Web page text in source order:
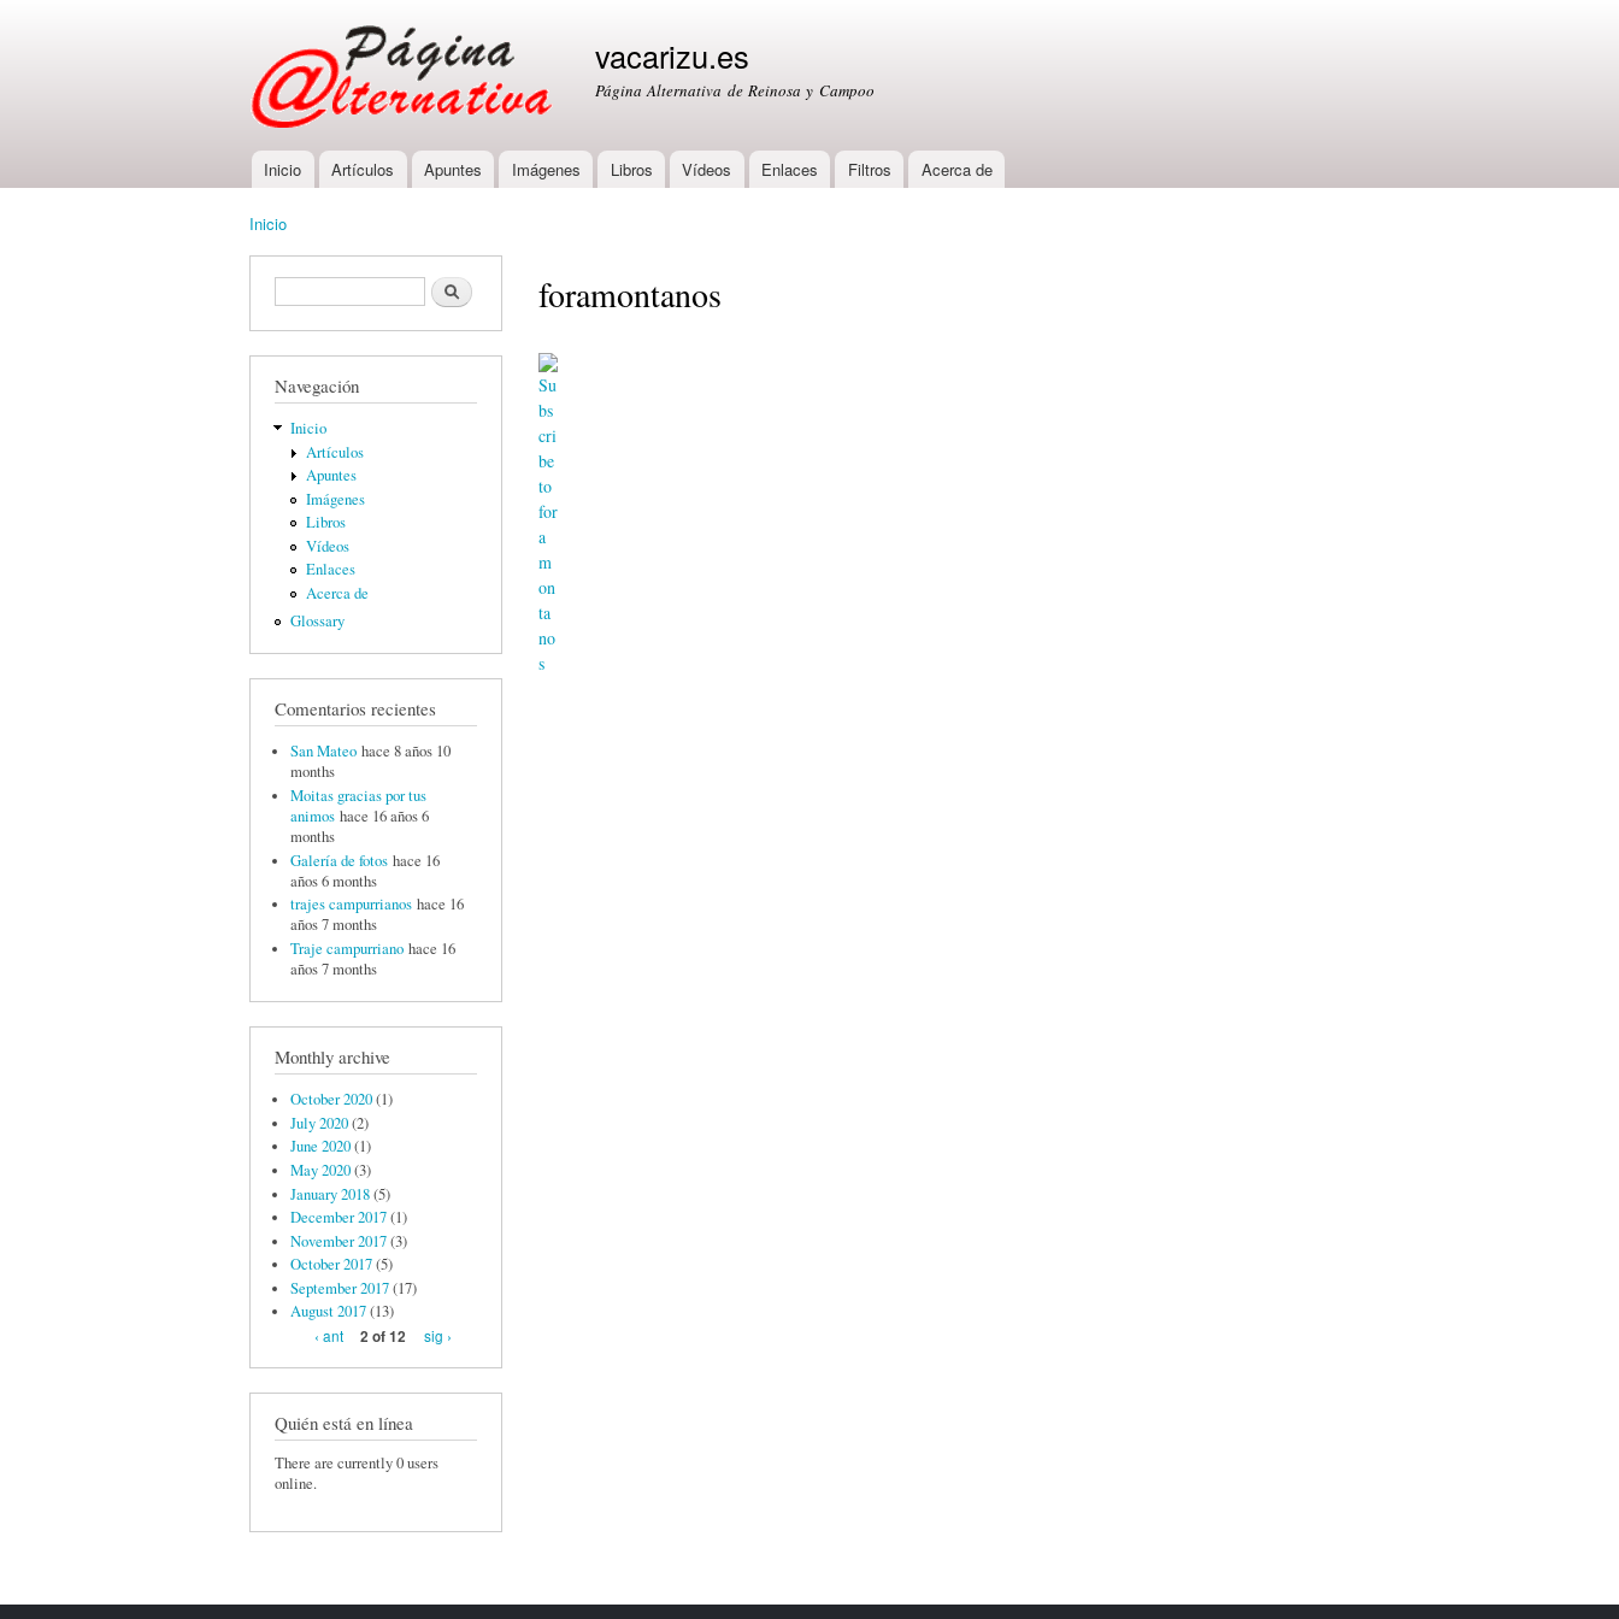
content
vacarizu.es
Página Alternativa de Reinosa y Campoo
Main menu
Inicio Artículos Apuntes Imágenes Libros Vídeos Enlaces Filtros Acerca de
Inicio
Formulario de búsquedaBuscar
Navegación
Inicio
Artículos
Apuntes
Imágenes
Libros
Vídeos
Enlaces
Acerca de
Glossary
Comentarios recientes
San Mateo hace 8 años 10
months
Moitas gracias por tus
animos hace 16 años 6
months
Galería de fotos hace 16
años 6 months
trajes campurrianos hace 16
años 7 months
Traje campurriano hace 16
años 7 months
Monthly archive
October 2020(1)
July 2020(2)
June 2020(1)
May 2020(3)
January 2018(5)
December 2017(1)
November 2017(3)
October 2017(5)
September 2017(17)
August 2017(13)
‹ ant
2 of 12 sig ›
Quién está en línea
There are currently 0 users
online.
foramontanos